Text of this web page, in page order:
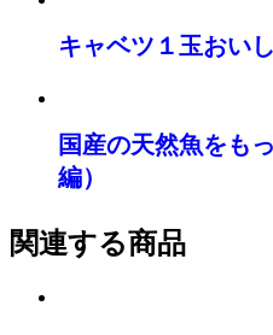
キャベツ１玉おい
国産の天然魚をも
編）
関連する商品